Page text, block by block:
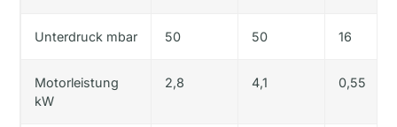
Unterdruck mbar 50 50 16
Motorleistung
kW
2,8 4,1 0,55